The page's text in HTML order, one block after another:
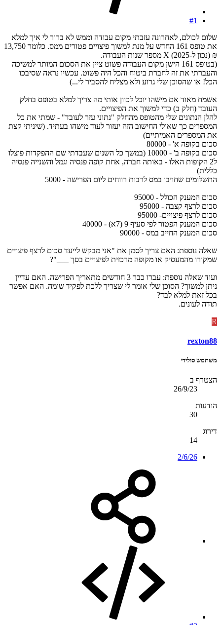
#1
שלום לכולם, לאחרונה עזבתי מקום עבודה וממש לא ברור לי איך למלא
את טופס 161 החדש על מנת למשוך פיצויים פטורים ממס. כלומר 13,750
₪ (נכון ל-2025) X מספר שנות העבודה.
(בטופס 161 הישן מקום העבודה פשוט ציין את הסכום המותר למשיכה
והעברתי את זה לחברת ביטוח והכל היה פשוט. עכשיו נראה שסיבכו
הכל! או שהסוכן שלי גרוע ולא מצליח להסביר לי...)
אשמח מאוד אם מישהו יוכל לכוון אותי מה צריך למלא בטופס בחלק
העובד (חלק ב) כדי למשוך את הפיצויים.
להלן הנתונים שלי מהטופס מהחלק "נתוני עזר לעובד" - שמתי את כל
המספרים כך שאולי החישוב הזה יעזור לעוד מישהו בעתיד. (שיניתי קצת
את המספרים האמיתיים)
סכום בקופה א' - 80000
סכום בקופה ב' - 10000 (במשך כל השנים שעבדתי שם ההפקדות פוצלו
ל2 הקופות האלו - באותה חברה, אחת קופה פנסיה וגמל והשנייה פנסיה
כללית)
התשלומים שחויבו במס לרבות רווחים ליום הפרישה - 5000
סכום המענק הכולל - 95000
סכום לרצף קצבה - 95000
סכום לרצף פיצויים- 95000
סכום המענק הפטור לפי סעיף 9 (7א) - 40000
סכום המענק החייב במס - 90000
שאלה נוספת: האם צריך לסמן את "אני מבקש לייעד סכום לרצף פיצויים
שמקורו מהמעסיק או מקופה מרכזית לפיצויים בסך ___"?
ועוד שאלה נוספת: עברו כבר 3 חודשים מתאריך הפרישה. האם עדיין
ניתן למשוך? הסוכן שלי אומר לי שצריך ללכת לפקיד שומה. האם אפשר
בכל זאת למלא לבד?
תודה לעונים.
R
rexton88
משתמש סולידי
הצטרף ב
26/9/23
הודעות
30
דירוג
14
2/6/26